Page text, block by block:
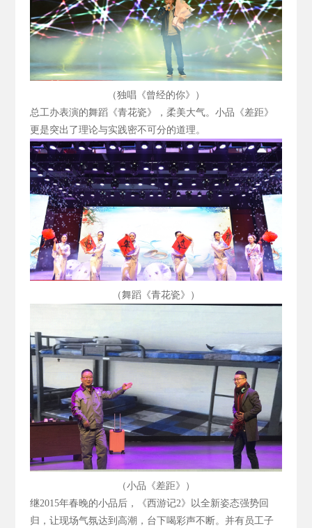
（独唱《曾经的你》）
总工办表演的舞蹈《青花瓷》，柔美大气。小品《差距》
更是突出了理论与实践密不可分的道理。
（舞蹈《青花瓷》）
（小品《差距》）
继2015年春晚的小品后，《西游记2》以全新姿态强势回
归，让现场气氛达到高潮，台下喝彩声不断。并有员工子